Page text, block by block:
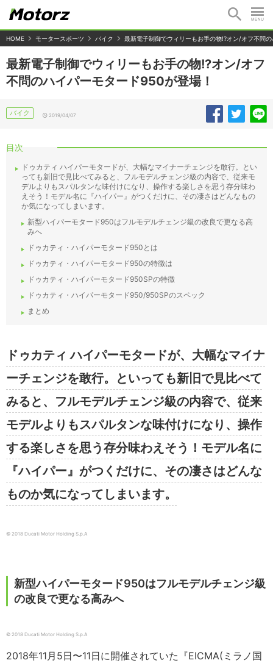
HOME モータースポーツ バイク 最新電子制御でウィリーもお手の物!?オン/オフ不問
最新電子制御でウィリーもお手の物!?オン/オフ
不問のハイパーモタード950が登場！
バイク 2019/04/07
目次
ドゥカティ ハイパーモタードが、大幅なマイナーチェンジを敢行。とい
っても新旧で見比べてみると、フルモデルチェンジ級の内容で、従来モ
デルよりもスパルタンな味付けになり、操作する楽しさを思う存分味わ
えそう！モデル名に『ハイパー』がつくだけに、その凄さはどんなもの
か気になってしまいます。
新型ハイパーモタード950はフルモデルチェンジ級の改良で更なる高
みへ
ドゥカティ・ハイパーモタード950とは
ドゥカティ・ハイパーモタード950の特徴は
ドゥカティ・ハイパーモタード950SPの特徴
ドゥカティ・ハイパーモタード950/950SPのスペック
まとめ
ドゥカティ ハイパーモタードが、大幅なマイナ
ーチェンジを敢行。といっても新旧で見比べて
みると、フルモデルチェンジ級の内容で、従来
モデルよりもスパルタンな味付けになり、操作
する楽しさを思う存分味わえそう！モデル名に
『ハイパー』がつくだけに、その凄さはどんな
ものか気になってしまいます。
© 2018 Ducati Motor Holding S.p.A
新型ハイパーモタード950はフルモデルチェンジ級
の改良で更なる高みへ
© 2018 Ducati Motor Holding S.p.A
2018年11月5日〜11日に開催されていた『EICMA(ミラノ国